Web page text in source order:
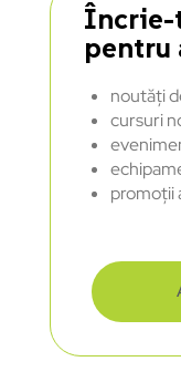
Încrie-
pentru
noutăți
cursuri
promoții